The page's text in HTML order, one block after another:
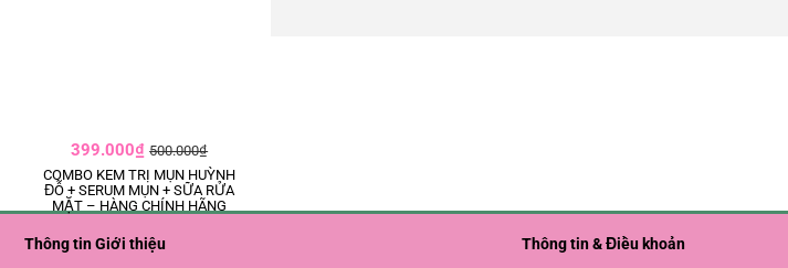
399.000₫500.000₫
COMBO KEM TRỊ MỤN HUỲNH
ĐỖ + SERUM MỤN + SỮA RỬA
MẶT – HÀNG CHÍNH HÃNG
Thông tin Giới thiệu Thông tin & Điều khoản